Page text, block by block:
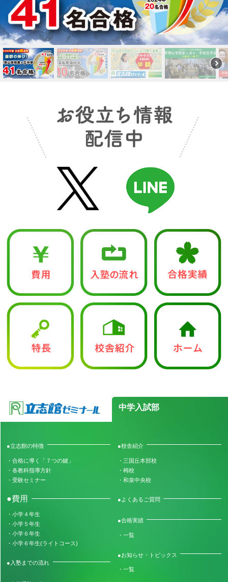
中学入試部
●立志館の特徴
・合格に導く「７つの鍵」
・各教科指導方針
・受験セミナー
●費用
・小学４年生
・小学５年生
・小学６年生
・小学６年生(ライトコース)
●入塾までの流れ
●校舎紹介
・三国丘本部校
・栂校
・和泉中央校
●よくあるご質問
●合格実績
・一覧
●お知らせ・トピックス
・一覧